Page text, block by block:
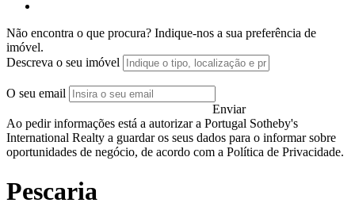
Não encontra o que procura? Indique-nos a sua preferência de
imóvel.
Descreva o seu imóvel
O seu email
Enviar
Ao pedir informações está a autorizar a Portugal Sotheby's
International Realty a guardar os seus dados para o informar sobre
oportunidades de negócio, de acordo com a Política de Privacidade.
Pescaria